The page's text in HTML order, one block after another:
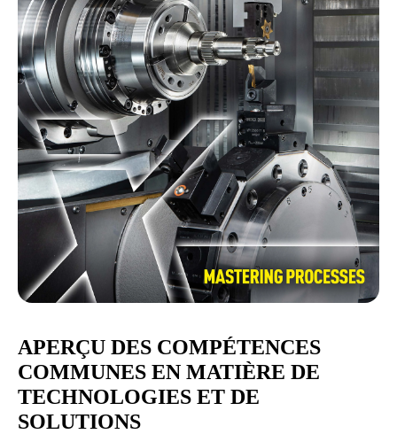
APERÇU DES COMPÉTENCES
COMMUNES EN MATIÈRE DE
TECHNOLOGIES ET DE
SOLUTIONS